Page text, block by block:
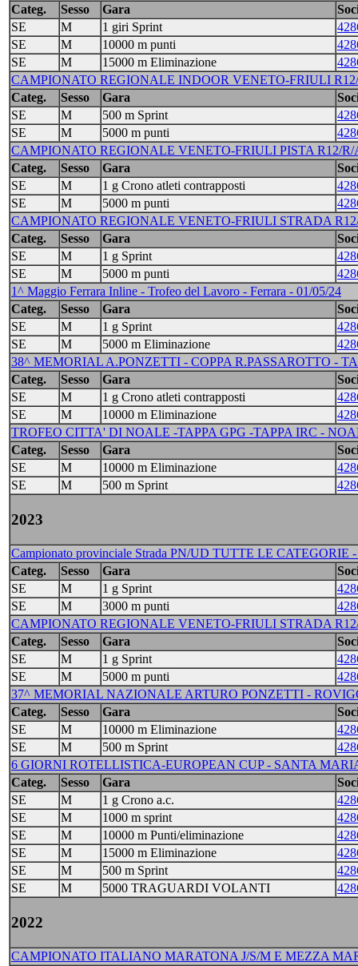
Categ.
Sesso Gara
SE
M 1 giri Sprint
SE
M 10000 m punti
SE
M 15000 m Eliminazione
CAMPIONATO REGIONALE INDOOR VENETO-FRIULI
Categ.
Sesso Gara
SE
M 500 m Sprint
SE
M 5000 m punti
CAMPIONATO REGIONALE VENETO-FRIULI PISTA R12/
Categ.
Sesso Gara
SE
M 1 g Crono atleti contrapposti
SE
M 5000 m punti
CAMPIONATO REGIONALE VENETO-FRIULI STRADA
Categ.
Sesso Gara
SE
M 1 g Sprint
SE
M 5000 m punti
1^ Maggio Ferrara Inline - Trofeo del Lavoro - Ferrara - 01/05/24
Categ.
Sesso Gara
SE
M 1 g Sprint
SE
M 5000 m Eliminazione
38^ MEMORIAL A.PONZETTI - COPPA R.PASSAROTTO -
Categ.
Sesso Gara
SE
M 1 g Crono atleti contrapposti
SE
M 10000 m Eliminazione
TROFEO CITTA' DI NOALE -TAPPA GPG -TAPPA IRC -
Categ.
Sesso Gara
SE
M 10000 m Eliminazione
SE
M 500 m Sprint
2023
Campionato provinciale Strada PN/UD TUTTE LE
Categ.
Sesso Gara
SE
M 1 g Sprint
SE
M 3000 m punti
CAMPIONATO REGIONALE VENETO-FRIULI STRADA
Categ.
Sesso Gara
SE
M 1 g Sprint
SE
M 5000 m punti
37^ MEMORIAL NAZIONALE ARTURO PONZETTI -
Categ.
Sesso Gara
SE
M 10000 m Eliminazione
SE
M 500 m Sprint
6 GIORNI ROTELLISTICA-EUROPEAN CUP - SANTA
Categ.
Sesso Gara
SE
M 1 g Crono a.c.
SE
M 1000 m sprint
SE
M 10000 m Punti/eliminazione
SE
M 15000 m Eliminazione
SE
M 500 m Sprint
SE
M 5000 TRAGUARDI VOLANTI
2022
CAMPIONATO ITALIANO MARATONA J/S/M E MEZZA